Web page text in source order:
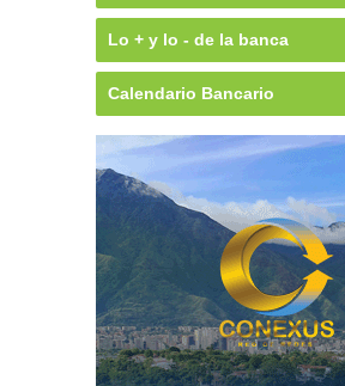
Lo + y lo - de la banca
Calendario Bancario